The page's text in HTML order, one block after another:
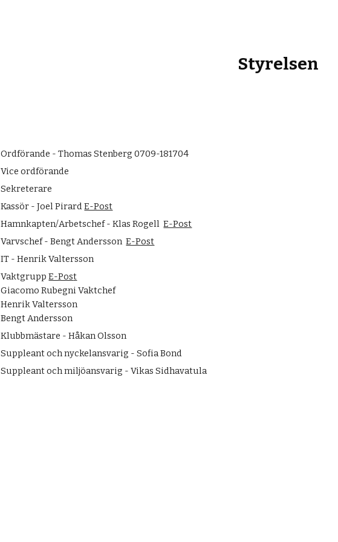
Styrelsen
Ordförande - Thomas Stenberg 0709-181704
Vice ordförande
Sekreterare
Kassör - Joel PirardE-Post
Hamnkapten/Arbetschef - Klas RogellE-Post
Varvschef - Bengt AnderssonE-Post
IT - Henrik Valtersson
VaktgruppE-Post
Giacomo Rubegni Vaktchef
Henrik Valtersson
Bengt Andersson
Klubbmästare - Håkan Olsson
Suppleant och nyckelansvarig - Sofia Bond
Suppleant och miljöansvarig - Vikas Sidhavatula